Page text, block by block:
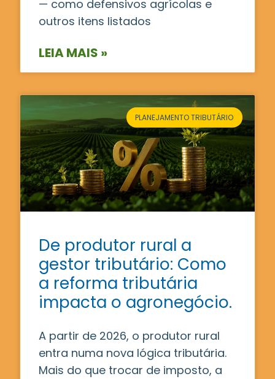
— como defensivos agrícolas e
outros itens listados
LEIA MAIS »
PLANEJAMENTO TRIBUTÁRIO
De produtor rural a
gestor tributário: Como
a reforma tributária
impacta o agronegócio.
A partir de 2026, o produtor rural
entra numa nova lógica tributária.
Mais do que trocar de imposto, a